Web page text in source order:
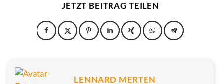
JETZT BEITRAG TEILEN
LENNARD MERTEN